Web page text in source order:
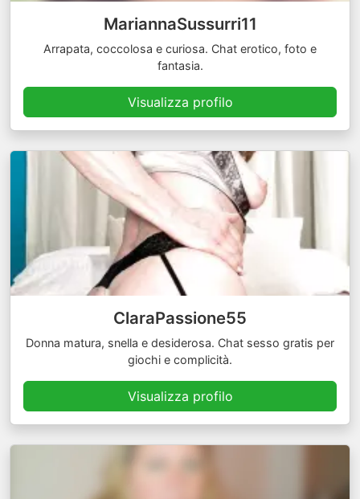
MariannaSussurri11
Arrapata, coccolosa e curiosa. Chat erotico, foto e
fantasia.
Visualizza profilo
ClaraPassione55
Donna matura, snella e desiderosa. Chat sesso gratis per
giochi e complicità.
Visualizza profilo